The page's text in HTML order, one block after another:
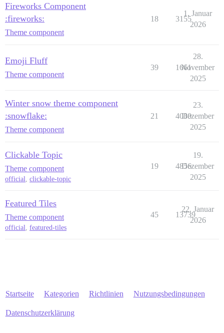
Fireworks Component
:fireworks:
Theme component
18 3155
1. Januar
2026
Emoji Fluff
Theme component
39 1661
28.
November
2025
Winter snow theme component
:snowflake:
Theme component
21 4080
23.
Dezember
2025
Clickable Topic
Theme component
official clickable-topic
19 4856
19.
Dezember
2025
Featured Tiles
Theme component
official featured-tiles
45 13739
22. Januar
2026
Startseite Kategorien Richtlinien Nutzungsbedingungen
Datenschutzerklärung